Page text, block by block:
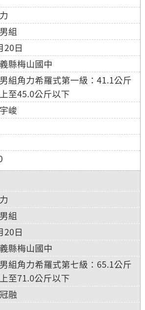
組
20日
縣梅山國中
組角力希羅式第一級：41.1公斤
至45.0公斤以下
峻
組
20日
縣梅山國中
組角力希羅式第七級：65.1公斤
至71.0公斤以下
融